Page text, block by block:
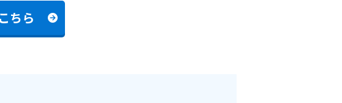
ちら